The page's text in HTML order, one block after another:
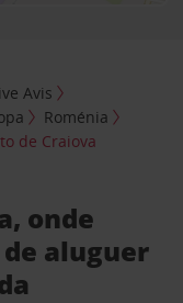
Avis
Roménia
de Craiova
onde
aluguer